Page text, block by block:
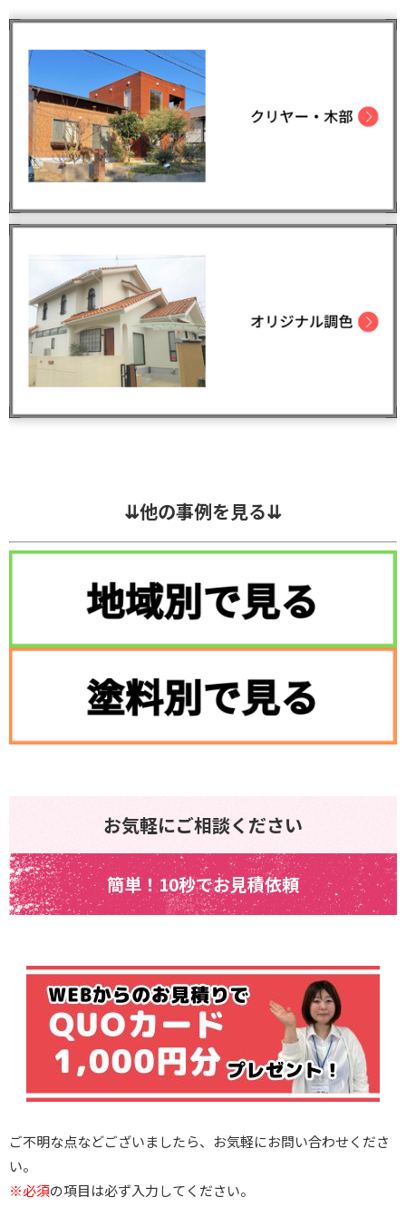
⇊他の事例を見る⇊
お気軽にご相談ください
簡単！10秒でお見積依頼
ご不明な点などございましたら、お気軽にお問い合わせくださ
い。
※必須の項目は必ず入力してください。